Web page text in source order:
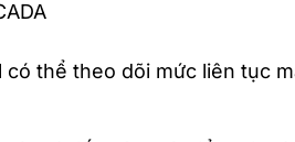
thể theo dõi mức liên tục